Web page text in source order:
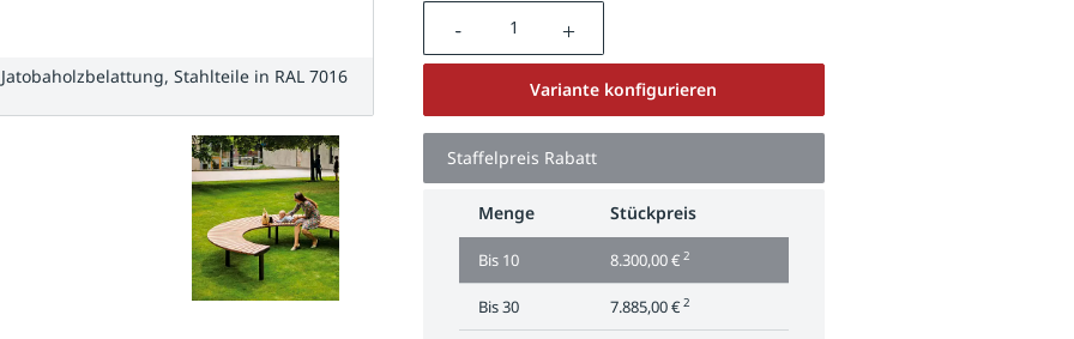
Produkt Anzahl: Gib den gewünschten Wert ein oder
Variante konfigurieren
Staffelpreis Rabatt
Menge Stückpreis
Bis 10 8.300,00 € 2
Bis30 7.885,00 € 2
Stahlteile in RAL 7016